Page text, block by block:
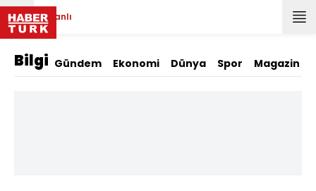
Canlı
Bilgi Gündem Ekonomi Dünya Spor Magazin